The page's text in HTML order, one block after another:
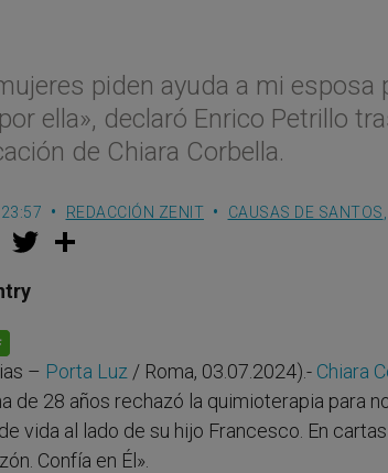
piden ayuda a mi
ella», declaró Enrico Petrillo
de Chiara Corbella.
REDACCIÓN ZENIT CAUSAS DE SANTOS
F
a
e
b
o
k
w
– Porta Luz / Roma, 03.07.2024).- Chiara
de 28 años rechazó la quimioterapia para
vida al lado de su hijo Francesco. En
Confía en Él».